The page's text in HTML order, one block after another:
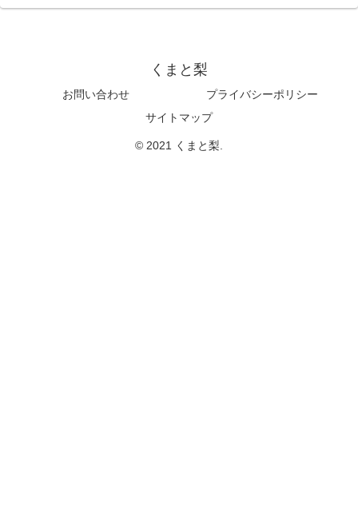
くまと梨
お問い合わせ
プライバシーポリシー
サイトマップ
© 2021 くまと梨.